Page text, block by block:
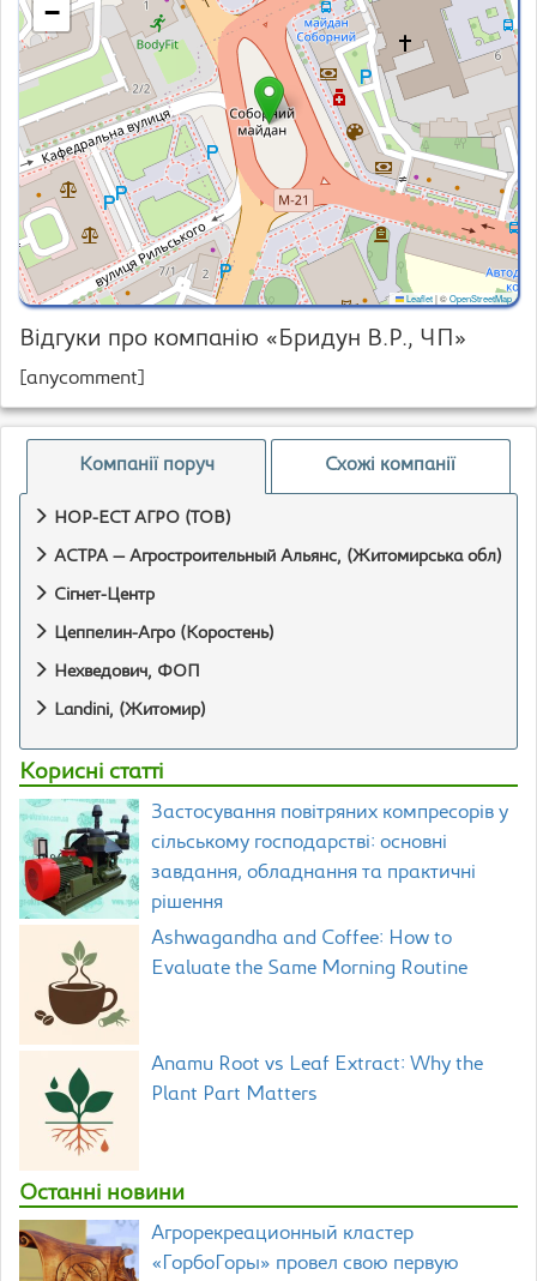
−
Leaflet|©OpenStreetMap
Відгуки про компанію «Бридун В.Р., ЧП»
[anycomment]
Компанії поруч Схожі компанії
НОР-ЕСТ АГРО (ТОВ)
АСТРА — Агростроительный Альянс, (Житомирська обл)
Сігнет-Центр
Цеппелин-Агро (Коростень)
Нехведович, ФОП
Landini, (Житомир)
Корисні статті
Застосування повітряних компресорів у
сільському господарстві: основні
завдання, обладнання та практичні
рішення
Ashwagandha and Coffee: How to
Evaluate the Same Morning Routine
Anamu Root vs Leaf Extract: Why the
Plant Part Matters
Останні новини
Агрорекреационный кластер
«ГорбоГоры» провел свою первую